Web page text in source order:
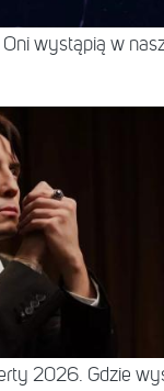
wystąpią w
2026. Gdzie